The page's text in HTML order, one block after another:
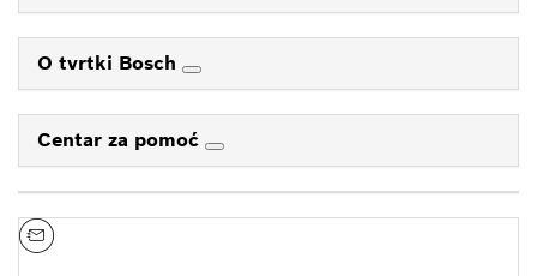
O tvrtki Bosch
Centar za pomoć